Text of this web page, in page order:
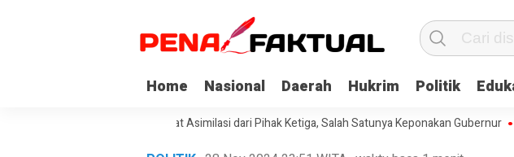
Home Nasional Daerah Hukrim Politik
Korupsi di Sultra Dapat Asimilasi dari Pihak Ketiga, Salah Satunya Keponakan Gubernur Dari